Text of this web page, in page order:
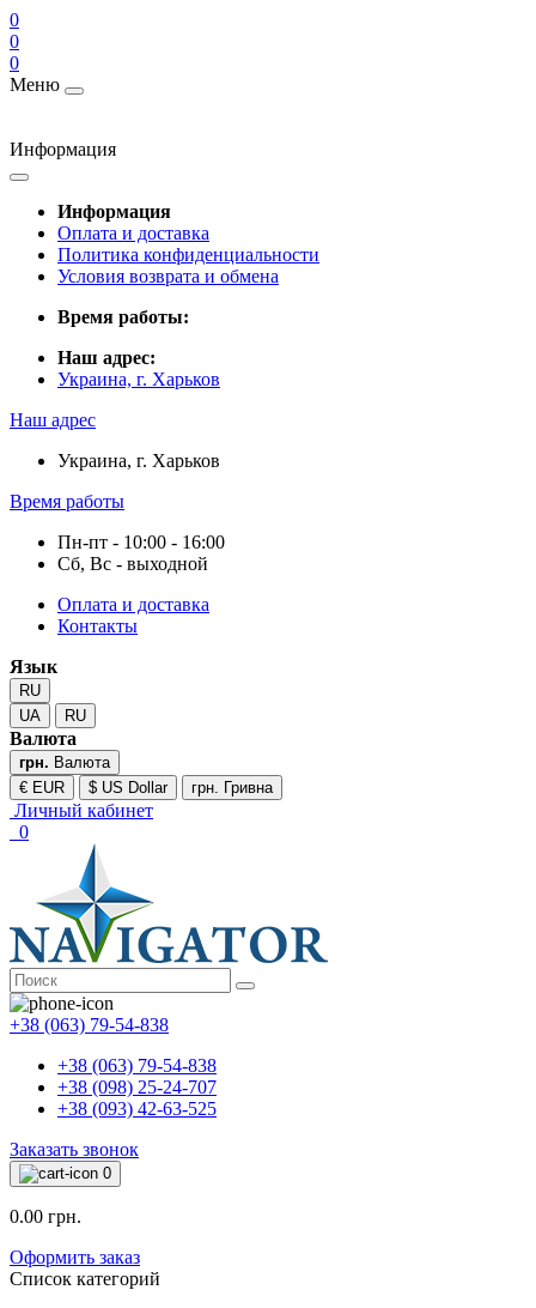
0
0
0
Меню
Информация
Информация
Оплата и доставка
Политика конфиденциальности
Условия возврата и обмена
Время работы:
Наш адрес:
Украина, г. Харьков
Наш адрес
Украина, г. Харьков
Время работы
Пн-пт - 10:00 - 16:00
Сб, Вс - выходной
Оплата и доставка
Контакты
Язык
RU
UA
RU
Валюта
грн. Валюта
€ EUR
$ US Dollar грн. Гривна
Личный кабинет
0
+38 (063) 79-54-838
+38 (063) 79-54-838
+38 (098) 25-24-707
+38 (093) 42-63-525
Заказать звонок
0
0.00 грн.
Оформить заказ
Список категорий